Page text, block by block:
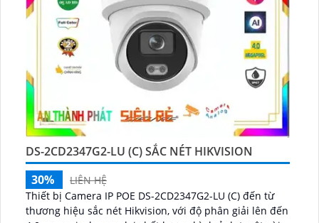
DS-2CD2347G2-LU (C) SẮC NÉT HIKVISION
30%
LIÊN HỆ
Thiết bị Camera IP POE DS-2CD2347G2-LU (C) đến từ
thương hiệu sắc nét Hikvision, với độ phân giải lên đến